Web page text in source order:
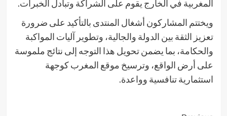
المغربية في الخارج يقوم على الشراكة وتبادل الخبرات.
ويختتم المشاركون أشغال المنتدى بالتأكيد على ضرورة
تعزيز الثقة بين الدولة والجالية، وتطوير آليات المواكبة
والحكامة، بما يضمن تحويل هذا التوجه إلى نتائج ملموسة
على أرض الواقع، وترسيخ موقع المغرب كوجهة
استثمارية تنافسية وواعدة.